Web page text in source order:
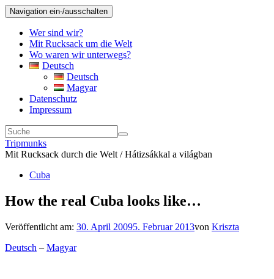
Navigation ein-/ausschalten
Wer sind wir?
Mit Rucksack um die Welt
Wo waren wir unterwegs?
Deutsch
Deutsch
Magyar
Datenschutz
Impressum
Tripmunks
Mit Rucksack durch die Welt / Hátizsákkal a világban
Cuba
How the real Cuba looks like…
Veröffentlicht am: 30. April 20095. Februar 2013von Kriszta
Deutsch – Magyar